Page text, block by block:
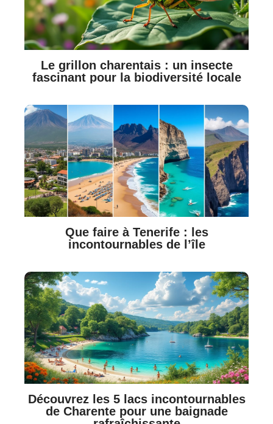
Le grillon charentais : un insecte
fascinant pour la biodiversité locale
Que faire à Tenerife : les
incontournables de l’île
Découvrez les 5 lacs incontournables
de Charente pour une baignade